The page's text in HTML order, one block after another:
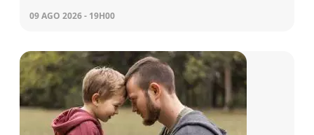
09 AGO 2026 - 19H00